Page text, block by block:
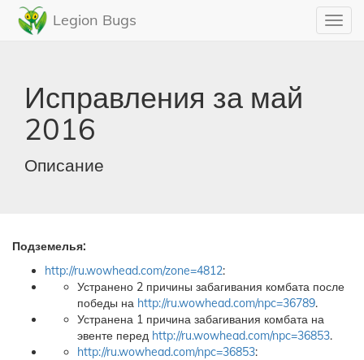
Legion Bugs
Исправления за май
2016
Описание
Подземелья:
http://ru.wowhead.com/zone=4812:
Устранено 2 причины забагивания комбата после
победы на http://ru.wowhead.com/npc=36789.
Устранена 1 причина забагивания комбата на
эвенте перед http://ru.wowhead.com/npc=36853.
http://ru.wowhead.com/npc=36853: